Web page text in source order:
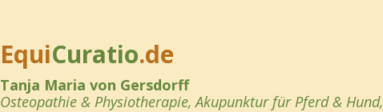
EquiCuratio.de
Tanja Maria von Gersdorff
Osteopathie & Physiotherapie, Akupunkturfür Pferd & Hund,